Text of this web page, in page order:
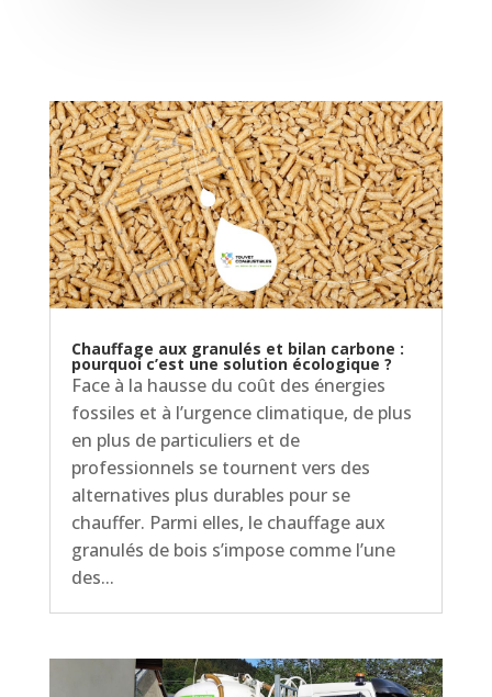
Chauffage aux granulés et bilan carbone :
pourquoi c’est une solution écologique ?
Face à la hausse du coût des énergies
fossiles et à l’urgence climatique, de plus
en plus de particuliers et de
professionnels se tournent vers des
alternatives plus durables pour se
chauffer. Parmi elles, le chauffage aux
granulés de bois s’impose comme l’une
des...